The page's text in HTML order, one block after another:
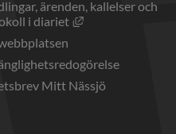
ärenden, kallelser och
i diariet
Länk till annan
Mitt Nässjö